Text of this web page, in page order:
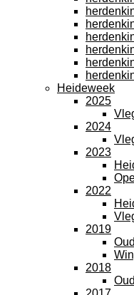
Heideweek
2025
2024
2023
2022
2019
2018